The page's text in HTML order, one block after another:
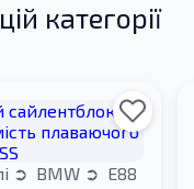
категорії
BMW
E88